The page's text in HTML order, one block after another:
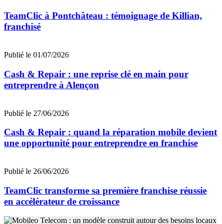
TeamClic à Pontchâteau : témoignage de Killian,
franchisé
Publié le 01/07/2026
Cash & Repair : une reprise clé en main pour
entreprendre à Alençon
Publié le 27/06/2026
Cash & Repair : quand la réparation mobile devient
une opportunité pour entreprendre en franchise
Publié le 26/06/2026
TeamClic transforme sa première franchise réussie
en accélérateur de croissance